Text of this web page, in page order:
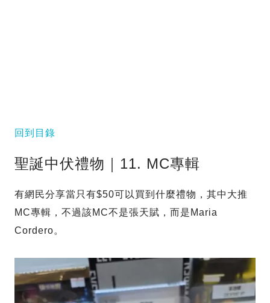
回到目錄
聖誕中伏禮物｜11. MC專輯
有網民分享當只有$50可以買到什麼禮物，其中大推
MC專輯，不過該MC不是張天賦，而是Maria
Cordero。